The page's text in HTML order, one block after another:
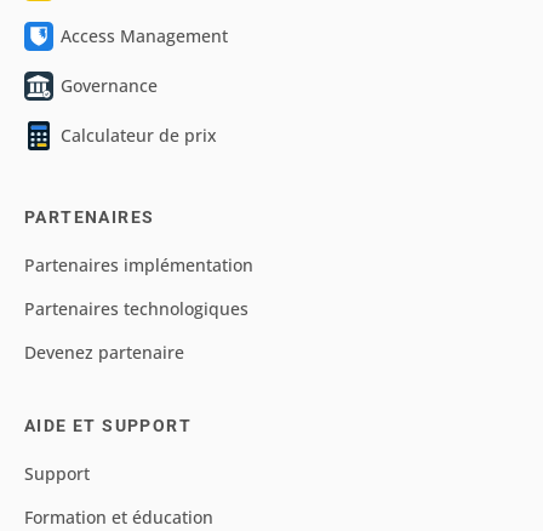
Access Management
Governance
Calculateur de prix
PARTENAIRES
Partenaires implémentation
Partenaires technologiques
Devenez partenaire
AIDE ET SUPPORT
Support
Formation et éducation